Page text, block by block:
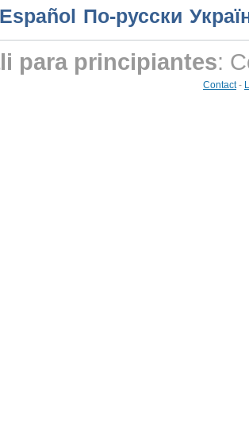
Еspañol По-русски
para principiantes:
Contact-